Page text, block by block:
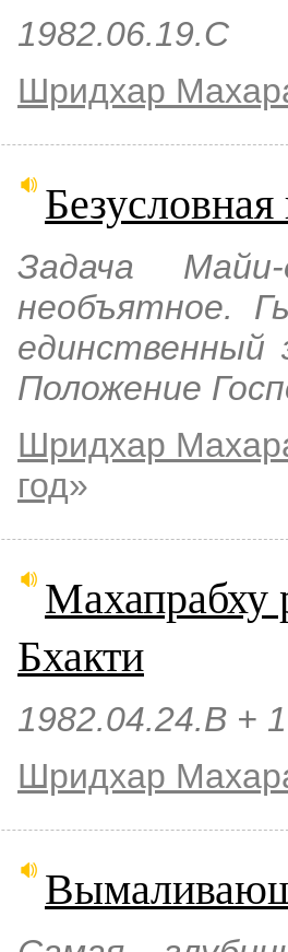
1982.06.19.C
Шридхар
Задача
необъятное.
единственный
Положение
Шридхар
год»
Махапрабху
Бхакти
1982.04.24.B +
Шридхар